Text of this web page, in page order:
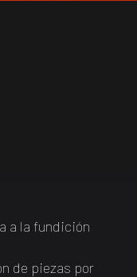
a la fundición
de piezas por